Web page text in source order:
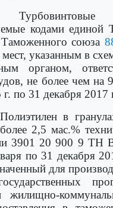
Турбовинтовые
кодами единой
Таможенного союза
мест, указанным в
органом,
не более чем на
по 31 декабря 2017
в
2,5 мас.%
3901 20 900 9 ТН
по 31 декабря
для
жилищно-